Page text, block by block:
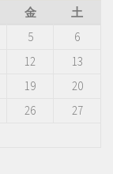
金
土
5
6
12
13
19
20
26
27